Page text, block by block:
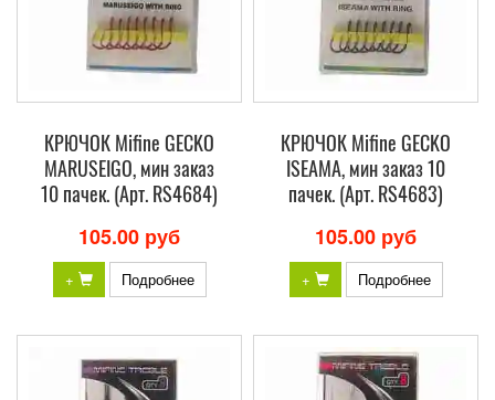
КРЮЧОК Mifine GECKO
MARUSEIGO, мин заказ
10 пачек. (Арт. RS4684)
105.00 руб
+ Подробнее
КРЮЧОК Mifine GECKO
ISEAMA, мин заказ 10
пачек. (Арт. RS4683)
105.00 руб
+ Подробнее